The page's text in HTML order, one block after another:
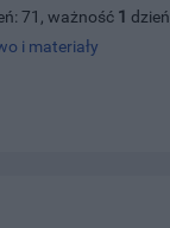
71, ważność 1 dzień
i materiały